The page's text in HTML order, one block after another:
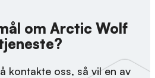
om Arctic Wolf
kontakte oss, så vil en av